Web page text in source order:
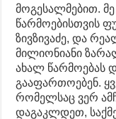
მოგესალმებით.
წარმოებისთვის
ზივზივაძე, და
მილიონიანი
ახალ წარმოებას
გააფართოებენ.
რომელსაც ვერ
დაგაკლდეთ,